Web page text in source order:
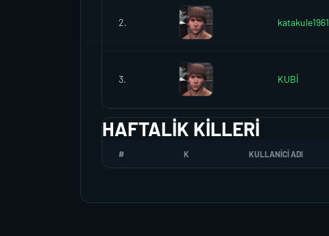
2. katakule1961
3. KUBİ
HAFTALIK KILLERI
# K KULLANICI ADI